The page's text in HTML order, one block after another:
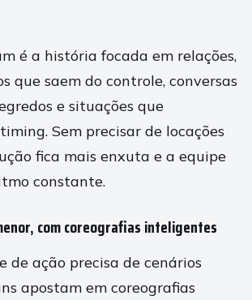
é a história focada em relações,
que saem do controle, conversas
e situações que
Sem precisar de locações
fica mais enxuta e a equipe
constante.
com coreografias inteligentes
de ação precisa de cenários
apostam em coreografias